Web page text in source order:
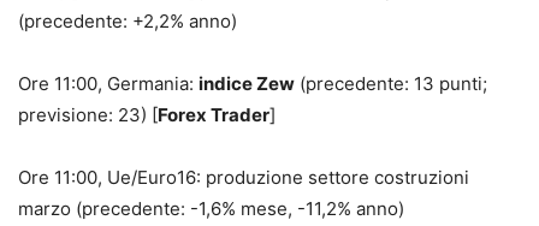
(precedente: +2,2% anno)
Ore 11:00, Germania: indice Zew (precedente: 13 punti;
previsione: 23) [Forex Trader]
Ore 11:00, Ue/Euro16: produzione settore costruzioni
marzo (precedente: -1,6% mese, -11,2% anno)